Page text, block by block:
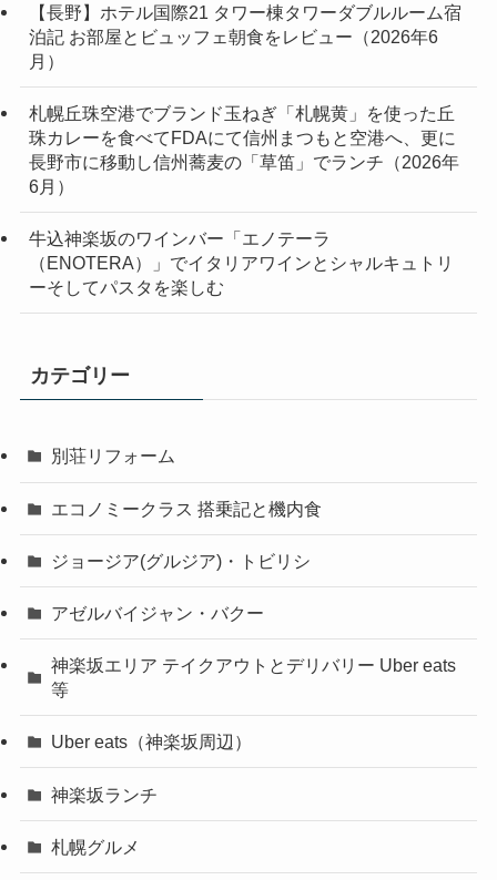
【長野】ホテル国際21 タワー棟タワーダブルルーム宿
泊記 お部屋とビュッフェ朝食をレビュー（2026年6
月）
札幌丘珠空港でブランド玉ねぎ「札幌黄」を使った丘
珠カレーを食べてFDAにて信州まつもと空港へ、更に
長野市に移動し信州蕎麦の「草笛」でランチ（2026年
6月）
牛込神楽坂のワインバー「エノテーラ
（ENOTERA）」でイタリアワインとシャルキュトリ
ーそしてパスタを楽しむ
カテゴリー
別荘リフォーム
エコノミークラス 搭乗記と機内食
ジョージア(グルジア)・トビリシ
アゼルバイジャン・バクー
神楽坂エリア テイクアウトとデリバリー Uber eats
等
Uber eats（神楽坂周辺）
神楽坂ランチ
札幌グルメ